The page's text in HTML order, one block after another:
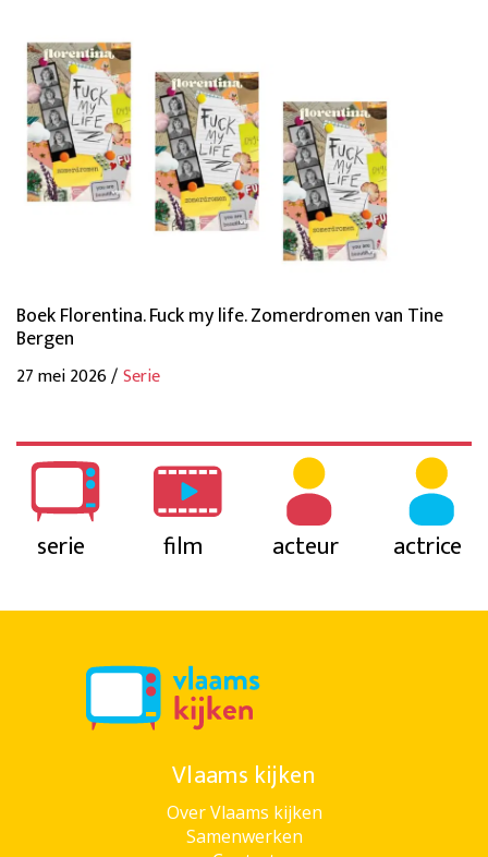
Boek Florentina. Fuck my life. Zomerdromen van Tine
Bergen
27 mei 2026 /Serie
serie film acteur actrice
Vlaams kijken
Over Vlaams kijken
Samenwerken